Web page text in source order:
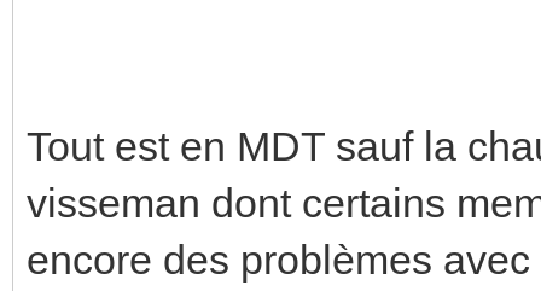
Tout est en MDT sauf la
visseman dont certains
encore des problèmes